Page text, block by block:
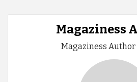
Magaziness
Magaziness